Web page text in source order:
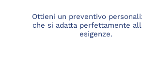
Ottieni un preventivo
che si adatta perfettamente
esigenze.